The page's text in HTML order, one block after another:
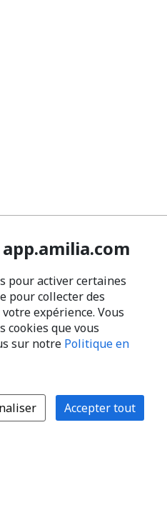
pour activer certaines
pour collecter des
expérience. Vous
cookies que vous
sur notre Politique en
Accepter tout